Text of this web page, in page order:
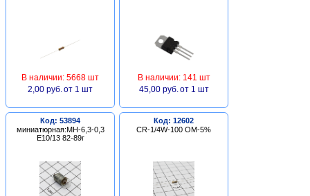
В наличии: 5668 шт
2,00 руб. от 1 шт
В наличии: 141 шт
45,00 руб. от 1 шт
Код: 53894
миниатюрная:МН-6,3-0,3
Е10/13 82-89г
Код: 12602
CR-1/4W-100 ОМ-5%